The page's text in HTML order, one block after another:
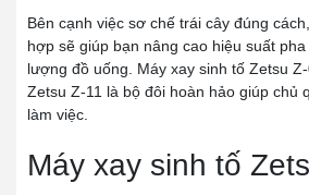
Bên cạnh việc sơ chế trái cây đúng
hợp sẽ giúp bạn nâng cao hiệu suất
lượng đồ uống. Máy xay sinh tố Zetsu
Zetsu Z-11 là bộ đôi hoàn hảo giúp chủ
làm việc.
Máy xay sinh tố